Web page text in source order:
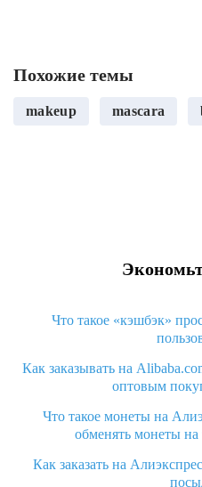
Похожие темы
makeup mascara
Что такое «кэшбэк»
Как заказывать на
оптовым
Что такое монеты на
обменять монеты
Как заказать на